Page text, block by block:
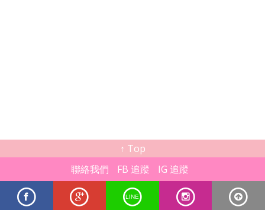
↑ Top
聯絡我們
FB 追蹤 IG 追蹤
LINE